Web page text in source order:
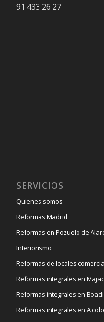
91 433 26 27
SERVICIOS
Quienes somos
Reformas Madrid
Reformas en Pozuelo de
Interiorismo
Reformas de locales
Reformas integrales en
Reformas integrales en
Reformas integrales en